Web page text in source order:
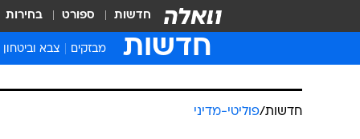
חדשות ספורט בחירות
חדשות מבזקים צבא וביטחון
חדשות/פוליטי-מדיני